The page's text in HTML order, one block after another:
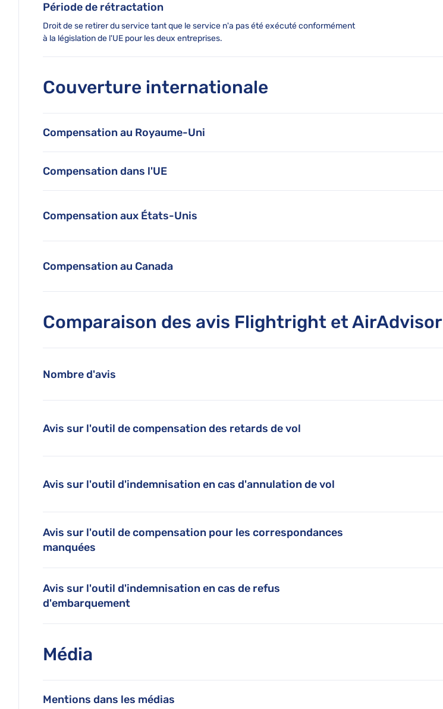
Période de rétractation
Droit de se retirer du service tant que le service n'a pas été exécuté conformément
à la législation de l'UE pour les deux entreprises.
Couverture internationale
Compensation au Royaume-Uni
Compensation dans l'UE
Compensation aux États-Unis
Compensation au Canada
Comparaison des avis Flightright et AirAdvisor
Nombre d'avis
Avis sur l'outil de compensation des retards de vol
Avis sur l'outil d'indemnisation en cas d'annulation de vol
Avis sur l'outil de compensation pour les correspondances
manquées
Avis sur l'outil d'indemnisation en cas de refus
d'embarquement
Média
Mentions dans les médias